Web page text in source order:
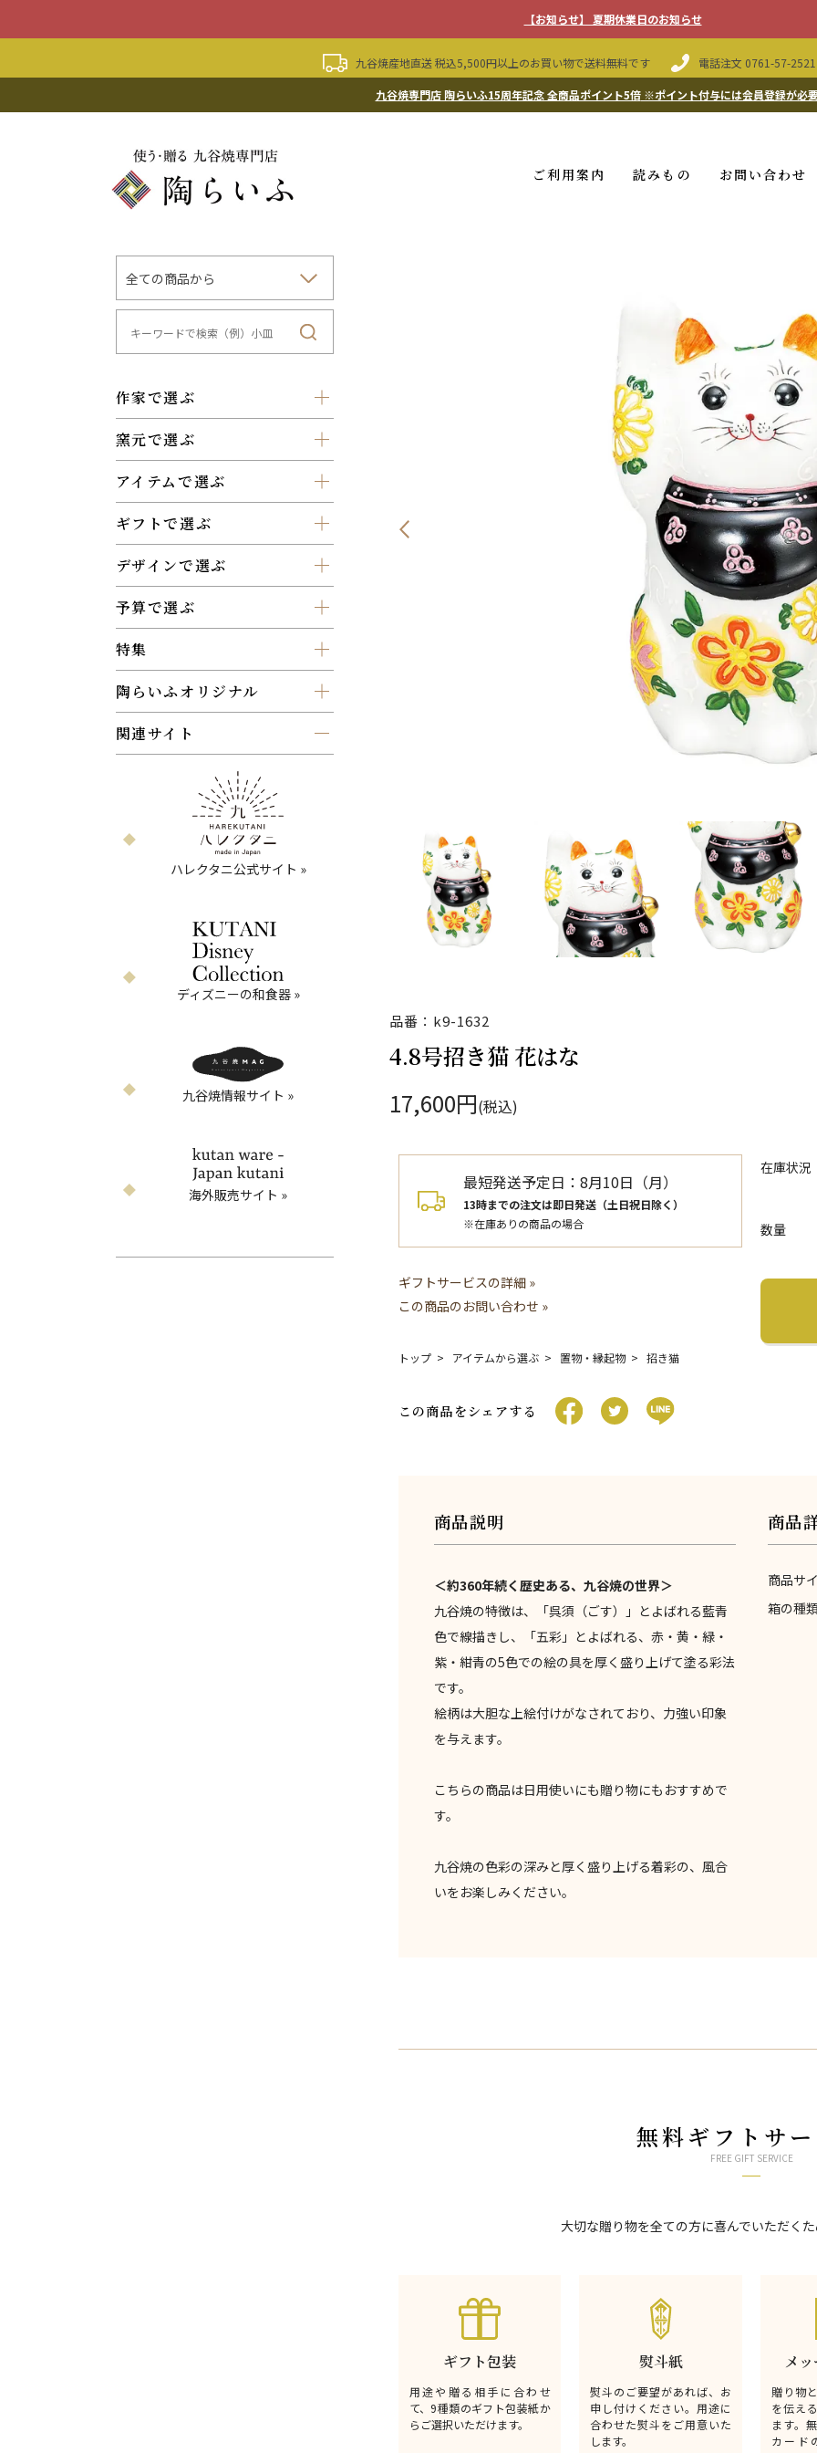
【お知らせ】 夏期休業日のお知らせ
九谷焼産地直送 税込5,500円以上のお買い物で送料無料です 電話注文 0761-57-2521
九谷焼専門店 陶らいふ15周年記念 全商品ポイント5倍※ポイント付与には会員登録が必要
ご利用案内 読みもの お問い合わせ
作家で選ぶ
窯元で選ぶ
アイテムで選ぶ
ギフトで選ぶ
デザインで選ぶ
予算で選ぶ
特集
陶らいふオリジナル
関連サイト
ハレクタニ公式サイト »
ディズニーの和食器 »
九谷焼情報サイト »
海外販売サイト »
品番：k9-1632
4.8号招き猫 花はな
17,600円(税込)
在庫状況
数量
最短発送予定日： 8月10日（月）
13時までの注文は即日発送（土日祝日除く）
※在庫ありの商品の場合
ギフトサービスの詳細 »
この商品のお問い合わせ »
トップ アイテムから選ぶ 置物・縁起物 招き猫
この商品をシェアする
商品説明
＜約360年続く歴史ある、九谷焼の世界＞
九谷焼の特徴は、「呉須（ごす）」とよばれる藍青
色で線描きし、「五彩」とよばれる、赤・黄・緑・
紫・紺青の5色での絵の具を厚く盛り上げて塗る彩法
です。
絵柄は大胆な上絵付けがなされており、力強い印象
を与えます。
こちらの商品は日用使いにも贈り物にもおすすめで
す。
九谷焼の色彩の深みと厚く盛り上げる着彩の、風合
いをお楽しみください。
商品
商品サ
箱の種類
無料ギフトサ
FREE GIFT SERVICE
大切な贈り物を全ての方に喜んでいただくた
ギフト包装
用途や贈る相手に合わせ
て、9種類のギフト包装紙か
らご選択いただけます。
熨斗紙
熨斗のご要望があれば、お
申し付けください。用途に
合わせた熨斗をご用意いた
します。
メ
贈り物
を伝え
ます。
カード